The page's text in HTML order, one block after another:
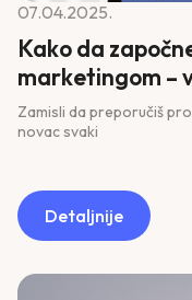
07.04.2025.
Kako da
marketingom –
Zamisli da preporučiš
novac svaki
Detaljnije